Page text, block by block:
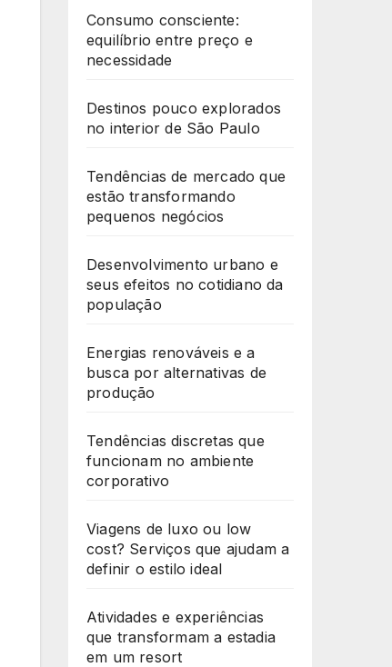
Consumo consciente:
equilíbrio entre preço e
necessidade
Destinos pouco explorados
no interior de São Paulo
Tendências de mercado que
estão transformando
pequenos negócios
Desenvolvimento urbano e
seus efeitos no cotidiano da
população
Energias renováveis e a
busca por alternativas de
produção
Tendências discretas que
funcionam no ambiente
corporativo
Viagens de luxo ou low
cost? Serviços que ajudam a
definir o estilo ideal
Atividades e experiências
que transformam a estadia
em um resort